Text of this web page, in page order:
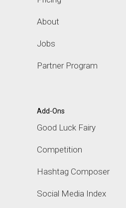
About
Jobs
Partner Program
Add-Ons
Good Luck Fairy
Competition
Hashtag Composer
Social Media Index